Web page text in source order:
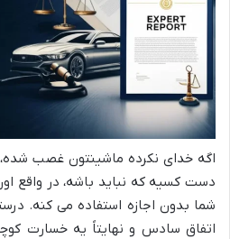
اگه خدای نکرده ماشینتون غصب
دست کسیه که نباید باشه، در واقع
شما بدون اجازه استفاده می کنه.
اتفاق سادس و نهایتاً یه خسارت